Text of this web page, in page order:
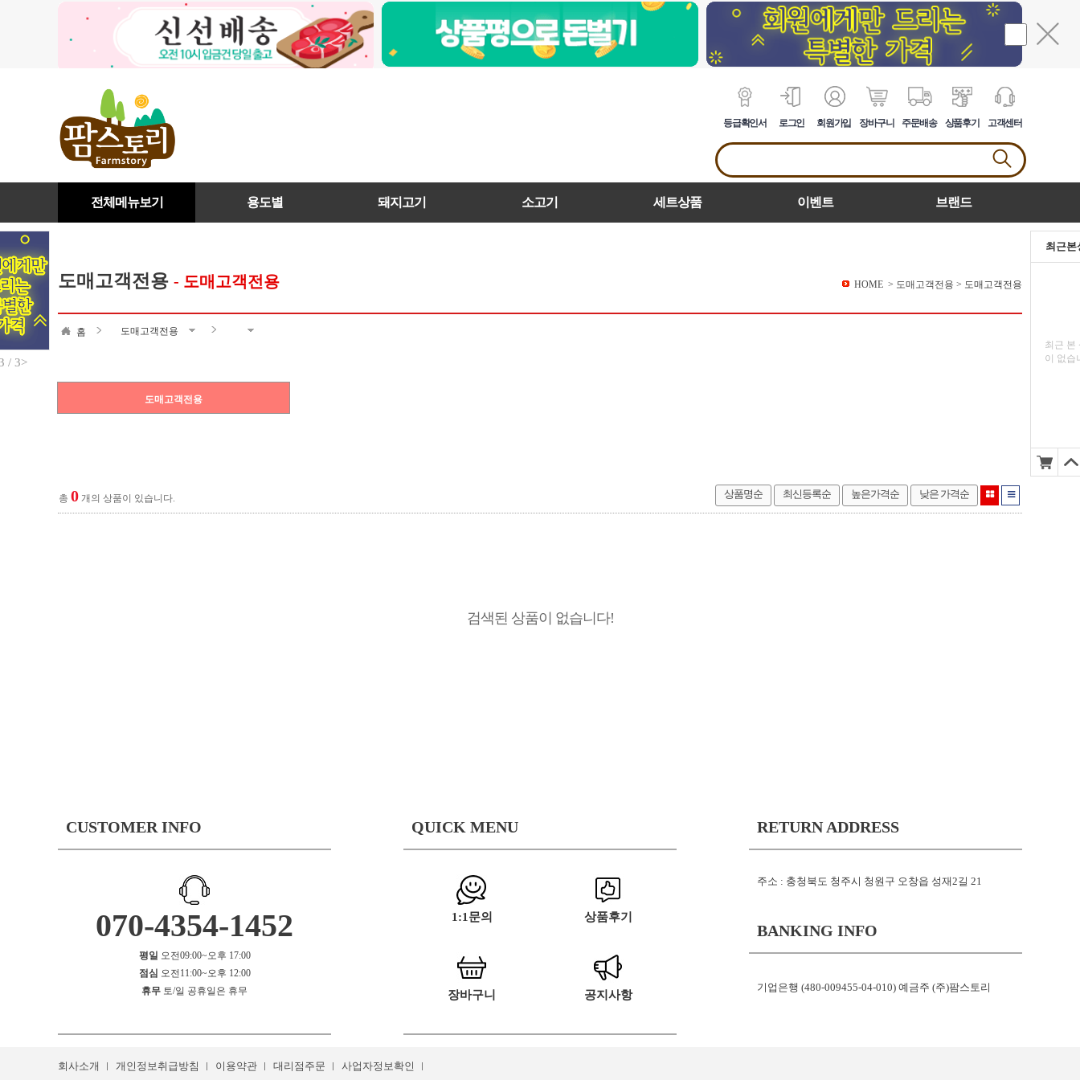
등급확인서 로그인 회원가입 장바구니 주문배송 상품후기 고객센터
전체메뉴보기 용도별 돼지고기 소고기 세트상품 이벤트 브랜드
/ 3>
최근본
최근 본
이 없습
도매고객전용 - 도매고객전용 HOME > 도매고객전용 > 도매고객전용
홈 도매고객전용
도매고객전용
총 0 개의 상품이 있습니다. 상품명순 최신등록순 높은가격순 낮은 가격순
검색된 상품이 없습니다!
CUSTOMER INFO
070-4354-1452
평일 오전09:00~오후 17:00
점심 오전11:00~오후 12:00
휴무 토/일 공휴일은 휴무
QUICK MENU
1:1문의 상품후기
장바구니 공지사항
RETURN ADDRESS
주소 : 충청북도 청주시 청원구 오창읍 성재2길 21
BANKING INFO
기업은행 (480-009455-04-010) 예금주 (주)팜스토리
회사소개 개인정보취급방침 이용약관 대리점주문 사업자정보확인